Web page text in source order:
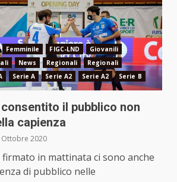
Femminile FIGC-LND
Giovanili
News Regionali
Regionali
Serie A Serie A2 Serie A2 Serie B
il pubblico non
capienza
Ottobre 2020
in mattinata ci sono anche
di pubblico nelle